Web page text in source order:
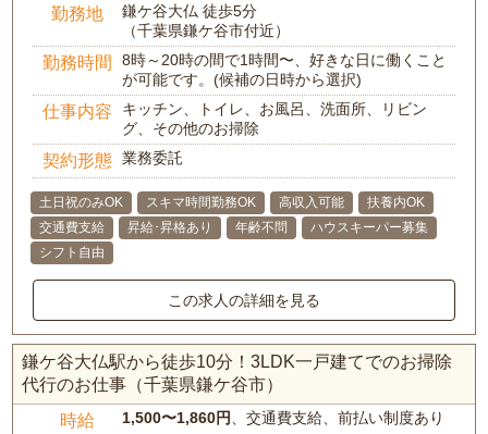
勤務地
鎌ケ谷大仏 徒歩5分
（千葉県鎌ケ谷市付近）
勤務時間
8時～20時の間で1時間〜、好きな日に働くこと
が可能です。(候補の日時から選択)
仕事内容
キッチン、トイレ、お風呂、洗面所、リビン
グ、その他のお掃除
契約形態 業務委託
土日祝のみOK スキマ時間勤務OK 高収入可能
扶養内OK
交通費支給
昇給･昇格あり 年齢不問
ハウスキーパー募集
シフト自由
この求人の詳細を見る
鎌ケ谷大仏駅から徒歩10分！3LDK一戸建てでのお掃除
代行のお仕事（千葉県鎌ケ谷市）
時給 1,500〜1,860円 、交通費支給、前払い制度あり